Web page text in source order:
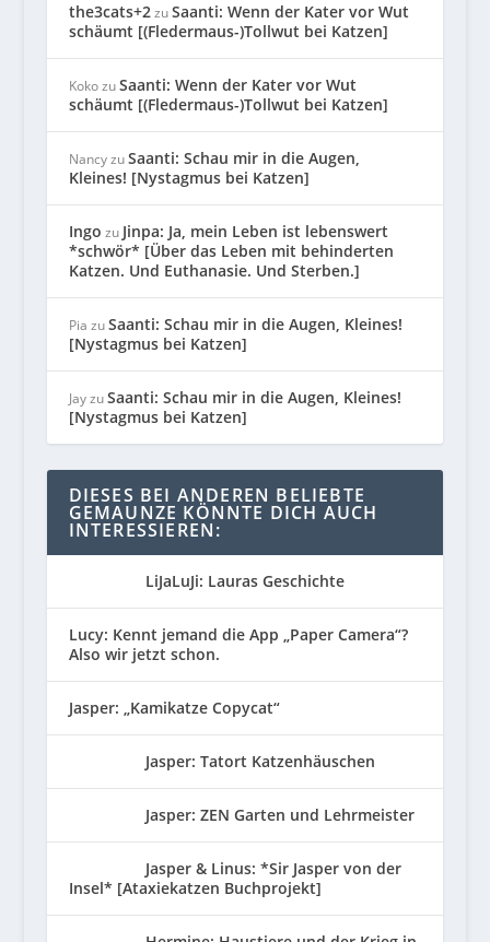
the3cats+2zuSaanti: Wenn der Kater vor Wut
schäumt [(Fledermaus-)Tollwut bei Katzen]
KokozuSaanti: Wenn der Kater vor Wut
schäumt [(Fledermaus-)Tollwut bei Katzen]
NancyzuSaanti: Schau mir in die Augen,
Kleines! [Nystagmus bei Katzen]
Ingo zu Jinpa: Ja, mein Leben ist lebenswert
*schwör* [Über das Leben mit behinderten
Katzen. Und Euthanasie. Und Sterben.]
Pia zuSaanti: Schau mir in die Augen, Kleines!
[Nystagmus bei Katzen]
JayzuSaanti: Schau mir in die Augen, Kleines!
[Nystagmus bei Katzen]
DIESES BEI ANDEREN BELIEBTE
GEMAUNZE KÖNNTE DICH AUCH
INTERESSIEREN:
LiJaLuJi: Lauras Geschichte
Lucy: Kennt jemand die App „Paper Camera“?
Also wir jetzt schon.
Jasper: „Kamikatze Copycat“
Jasper: Tatort Katzenhäuschen
Jasper: ZEN Garten und Lehrmeister
Jasper & Linus: *Sir Jasper von der
Insel* [Ataxiekatzen Buchprojekt]